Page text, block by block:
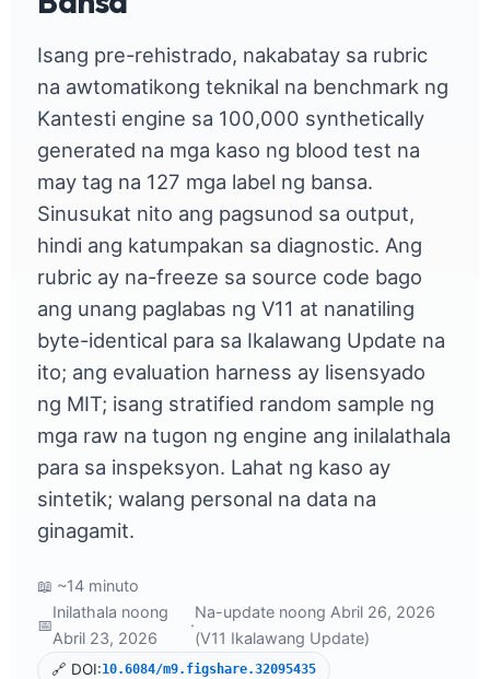
Isang pre-rehistrado, nakabatay sa rubric
na awtomatikong teknikal na benchmark ng
Kantesti engine sa 100,000 synthetically
generated na mga kaso ng blood test na
may tag na 127 mga label ng bansa.
Sinusukat nito ang pagsunod sa output,
hindi ang katumpakan sa diagnostic. Ang
rubric ay na-freeze sa source code bago
ang unang paglabas ng V11 at nanatiling
byte-identical para sa Ikalawang Update na
ito; ang evaluation harness ay lisensyado
ng MIT; isang stratified random sample ng
mga raw na tugon ng engine ang inilalathala
para sa inspeksyon. Lahat ng kaso ay
sintetik; walang personal na data na
ginagamit.
📖 ~14 minuto
📅
Inilathala noong
Abril 23, 2026
·
Na-update noong Abril 26, 2026
(V11 Ikalawang Update)
🔗 DOI:10.6084/m9.figshare.32095435